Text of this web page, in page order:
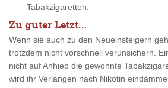
Tabakzigaretten.
Zu guter Letzt…
Wenn sie auch zu den Neueinsteigern
trotzdem nicht vorschnell verunsichern.
nicht auf Anhieb die gewohnte
wird ihr Verlangen nach Nikotin